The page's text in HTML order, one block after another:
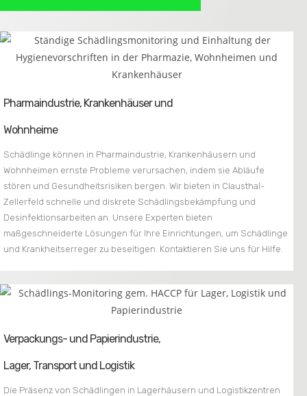
Pharmaindustrie, Krankenhäuser und
Wohnheime
Schädlinge können in Pharmaindustrie, Krankenhäusern und
Wohnheimen ernste Probleme verursachen, indem sie Abläufe
stören und Gesundheitsrisiken bergen. Wir bieten in Clausthal-
Zellerfeld schnelle und diskrete Schädlingsbekämpfung und
Desinfektionsarbeiten an. Unsere Experten bieten
maßgeschneiderte Lösungen für Ihre Einrichtungen, um Schädlinge
und Krankheitserreger zu beseitigen. Kontaktieren Sie uns für Hilfe.
Verpackungs- und Papierindustrie,
Lager, Transport und Logistik
Die Präsenz von Schädlingen in Lagerhäusern und Logistikzentren